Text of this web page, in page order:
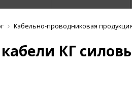
Кабельно-проводниковая продукция
КГ